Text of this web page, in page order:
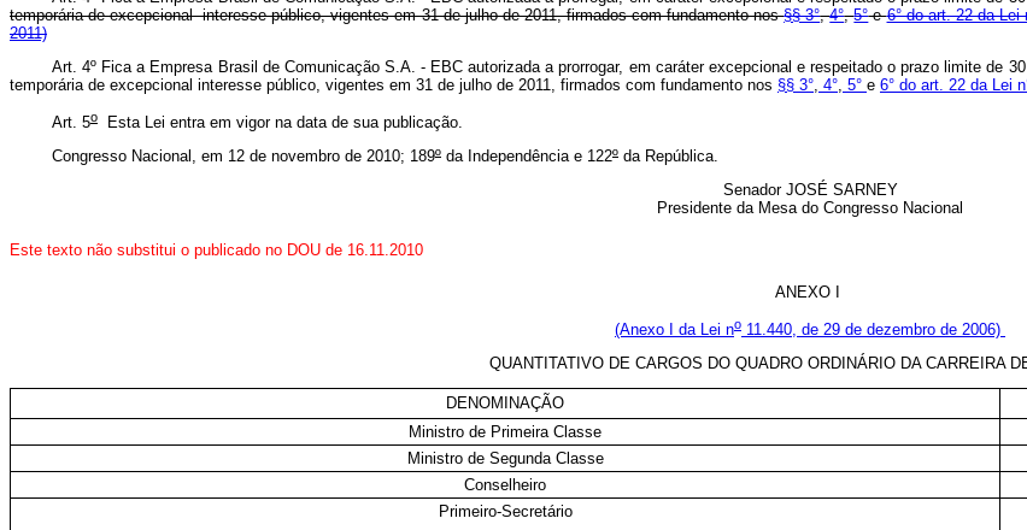
temporária de excepcional interesse público, vigentes em 31 de julho de 2011, firmados com fundamento nos§§ 3°,4°,5°e6° do art. 22 da Lei
2011)
Art. 4º Fica a Empresa Brasil de Comunicação S.A. - EBC autorizada a prorrogar, em caráter excepcional e respeitado o prazo limite de
temporária de excepcional interesse público, vigentes em 31 de julho de 2011, firmados com fundamento nos §§ 3° 4° 5° e 6° do art. 22 da Lei
Art. 5o
Esta Lei entra em vigor na data de sua publicação.
Congresso Nacional, em 12 de novembro de 2010; 189º da Independência e 122º da República.
Senador JOSÉ SARNEY
Presidente da Mesa do Congresso Nacional
Este texto não substitui o publicado no DOU de 16.11.2010
ANEXO I
(Anexo I da Lei no 11.440, de 29 de dezembro de 2006)
QUANTITATIVO DE CARGOS DO QUADRO ORDINÁRIO DA CARREIRA
DENOMINAÇÃO
Ministro de Primeira Classe
Ministro de Segunda Classe
Conselheiro
Primeiro-Secretário